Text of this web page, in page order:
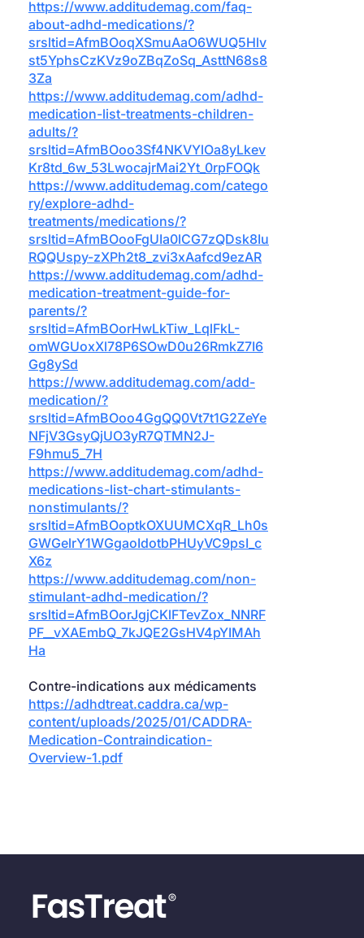
https://www.additudemag.com/faq-
about-adhd-medications/?
srsltid=AfmBOoqXSmuAaO6WUQ5Hlv
st5YphsCzKVz9oZBqZoSq_AsttN68s8
3Za
https://www.additudemag.com/adhd-
medication-list-treatments-children-
adults/?
srsltid=AfmBOoo3Sf4NKVYlOa8yLkev
Kr8td_6w_53LwocajrMai2Yt_0rpFOQk
https://www.additudemag.com/catego
ry/explore-adhd-
treatments/medications/?
srsltid=AfmBOooFgUIa0lCG7zQDsk8Iu
RQQUspy-zXPh2t8_zvi3xAafcd9ezAR
https://www.additudemag.com/adhd-
medication-treatment-guide-for-
parents/?
srsltid=AfmBOorHwLkTiw_LqlFkL-
omWGUoxXl78P6SOwD0u26RmkZ7I6
Gg8ySd
https://www.additudemag.com/add-
medication/?
srsltid=AfmBOoo4GgQQ0Vt7t1G2ZeYe
NFjV3GsyQjUO3yR7QTMN2J-
F9hmu5_7H
https://www.additudemag.com/adhd-
medications-list-chart-stimulants-
nonstimulants/?
srsltid=AfmBOoptkOXUUMCXqR_Lh0s
GWGelrY1WGgaoIdotbPHUyVC9psI_c
X6z
https://www.additudemag.com/non-
stimulant-adhd-medication/?
srsltid=AfmBOorJgjCKlFTevZox_NNRF
PF__vXAEmbQ_7kJQE2GsHV4pYIMAh
Ha
Contre-indications aux médicaments
https://adhdtreat.caddra.ca/wp-
content/uploads/2025/01/CADDRA-
Medication-Contraindication-
Overview-1.pdf